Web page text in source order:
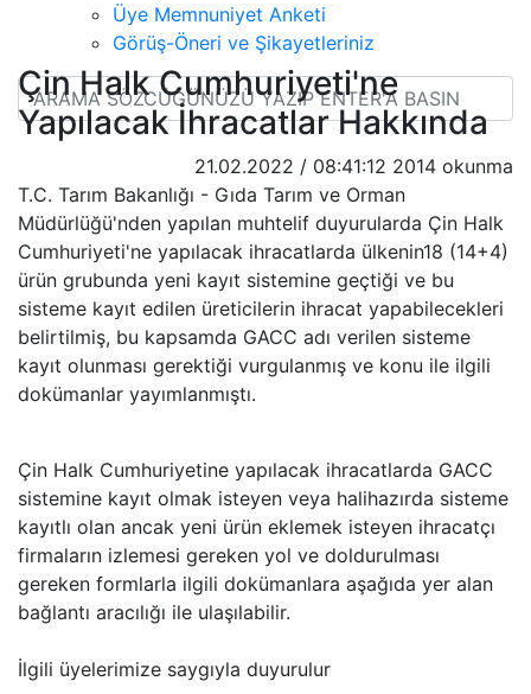
Üye Memnuniyet Anketi
Görüş-Öneri ve Şikayetleriniz
Çin Halk Cumhuriyeti'ne
Yapılacak İhracatlar Hakkında
21.02.2022 / 08:41:12 2014 okunma
T.C. Tarım Bakanlığı - Gıda Tarım ve Orman
Müdürlüğü'nden yapılan muhtelif duyurularda Çin Halk
Cumhuriyeti'ne yapılacak ihracatlarda ülkenin18 (14+4)
ürün grubunda yeni kayıt sistemine geçtiği ve bu
sisteme kayıt edilen üreticilerin ihracat yapabilecekleri
belirtilmiş, bu kapsamda GACC adı verilen sisteme
kayıt olunması gerektiği vurgulanmış ve konu ile ilgili
dokümanlar yayımlanmıştı.
Çin Halk Cumhuriyetine yapılacak ihracatlarda GACC
sistemine kayıt olmak isteyen veya halihazırda sisteme
kayıtlı olan ancak yeni ürün eklemek isteyen ihracatçı
firmaların izlemesi gereken yol ve doldurulması
gereken formlarla ilgili dokümanlara aşağıda yer alan
bağlantı aracılığı ile ulaşılabilir.
İlgili üyelerimize saygıyla duyurulur